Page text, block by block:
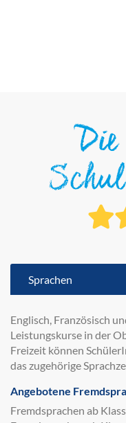
Die
Sprachen
Englisch, Französisch
Leistungskurse in der
Freizeit können
das zugehörige
Angebotene
Fremdsprachen ab